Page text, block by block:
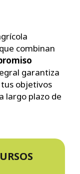
combinan
garantiza
objetivos
largo plazo de